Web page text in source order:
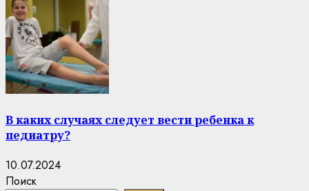
В каких случаях следует вести ребенка к
педиатру?
10.07.2024
Поиск